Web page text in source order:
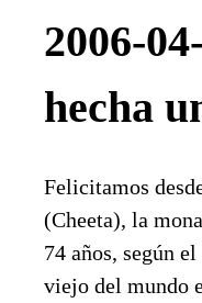
2006-
hecha
Felicitamos
(Cheeta), la
74 años, según
viejo del mundo